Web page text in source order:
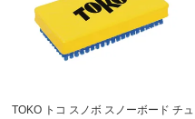
TOKO トコ スノボ スノーボード チュ